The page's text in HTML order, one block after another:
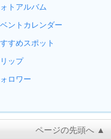
トアルバム
ントカレンダー
すめスポット
ップ
ロワー
ページの先頭へ ▲